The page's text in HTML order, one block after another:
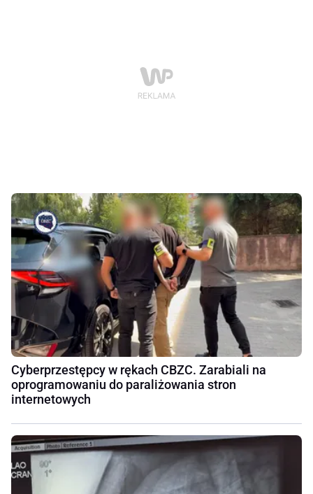
Cyberprzestępcy w rękach CBZC. Zarabiali na
oprogramowaniu do paraliżowania stron
internetowych